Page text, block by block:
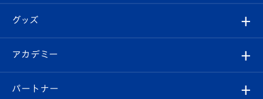
チケット
イベント
メディア
スタッフプロフィール
マスコット紹介
はじめての観戦ガイド
Revive Team
ヴィヴィくんの長崎おもてなしガイド
フォトギャラリー
スタジアムグルメ
チケット
V-LOVERS（ファンクラブ）
グッズ
オンラインショップ
アカデミー
育成からのお知らせ
パートナー